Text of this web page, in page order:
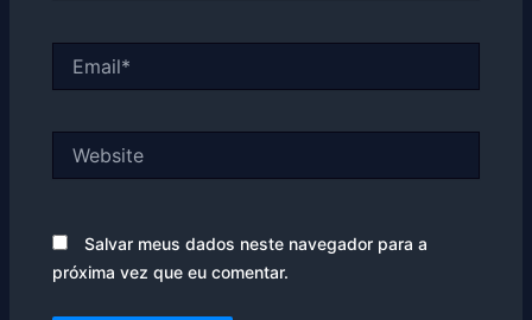
Salvar meus dados neste navegador para a
próxima vez que eu comentar.